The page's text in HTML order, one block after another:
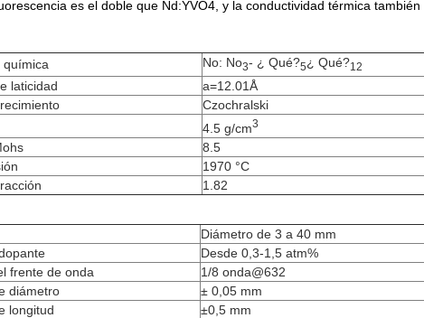
es el doble que Nd:YVO4, y la conductividad térmica también
química
No: No3- ¿ Qué?5¿ Qué?12
laticidad
a=12.01Å
Czochralski
4.5 g/cm3
8.5
1970 °C
1.82
Diámetro de 3 a 40 mm
Desde 0,3-1,5 atm%
frente de onda
1/8 onda@632
diámetro
± 0,05 mm
longitud
±0,5 mm